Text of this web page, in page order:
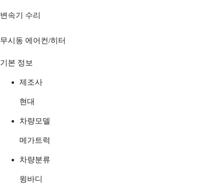
변속기 수리
무시동 에어컨/히터
기본 정보
제조사
현대
차량모델
메가트럭
차량분류
윙바디